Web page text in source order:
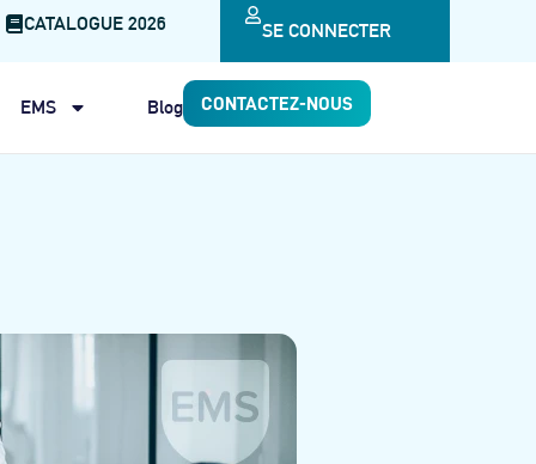
CATALOGUE 2026 SE CONNECTER
EMS Blog CONTACTEZ-NOUS